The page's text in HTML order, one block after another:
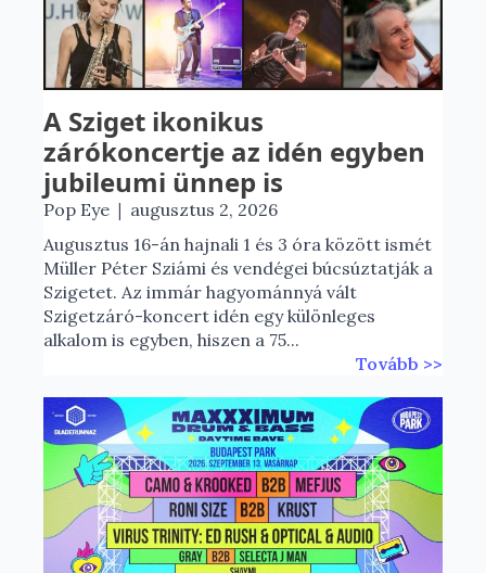
A Sziget ikonikus
zárókoncertje az idén egyben
jubileumi ünnep is
Pop Eye | augusztus 2, 2026
Augusztus 16-án hajnali 1 és 3 óra között ismét
Müller Péter Sziámi és vendégei búcsúztatják a
Szigetet. Az immár hagyománnyá vált
Szigetzáró-koncert idén egy különleges
alkalom is egyben, hiszen a 75...
Tovább >>